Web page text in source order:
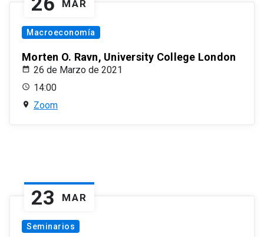
MAR
Macroeconomía
Morten O. Ravn, University College London
26 de Marzo de 2021
14:00
Zoom
23 MAR
Seminarios